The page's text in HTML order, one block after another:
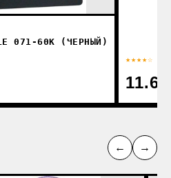
071-60K (ЧЕРНЫЙ)
★★★★☆ 4
← →